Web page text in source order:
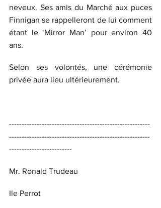
neveux. Ses amis du Marché aux puces
Finnigan se rappelleront de lui comment
étant le ‘Mirror Man’ pour environ 40
ans.
Selon ses volontés, une cérémonie
privée aura lieu ultérieurement.
--------------------------------------------------------
--------------------------------------------------------
-------------------------
Mr. Ronald Trudeau
Ile Perrot